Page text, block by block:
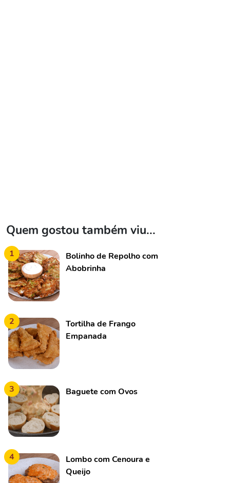
Quem gostou também viu...
1
Bolinho de Repolho com
Abobrinha
2
Tortilha de Frango
Empanada
3 Baguete com Ovos
4
Lombo com Cenoura e
Queijo